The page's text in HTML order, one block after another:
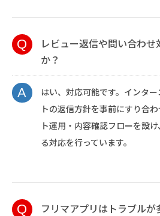
レビュー返信や問い合わ
か？
はい、対応可能です。インタ
トの返信方針を事前にすり合
ト運用・内容確認フローを設
る対応を行っています。
フリマアプリはトラブル